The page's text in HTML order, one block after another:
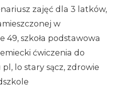
zajęć dla 3 latków,
w
49, szkoła podstawowa
ćwiczenia do
lo stary sącz, zdrowie